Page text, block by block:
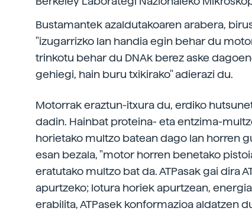
Bustamantek azaldutakoaren arabera,
"izugarrizko lan handia egin behar du
trinkotu behar du DNAk berez aske
gehiegi, hain buru txikirako" adierazi du.
Motorrak eraztun-itxura du, erdiko
dadin. Hainbat proteina- eta entzima-
horietako multzo batean dago lan horren
esan bezala, "motor horren benetako
eratutako multzo bat da. ATPasak gai dira
apurtzeko; lotura horiek apurtzean,
erabilita, ATPasek konformazioa aldatzen